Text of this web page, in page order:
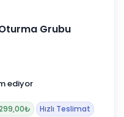
Grubu
ediyor
Hızlı Teslimat